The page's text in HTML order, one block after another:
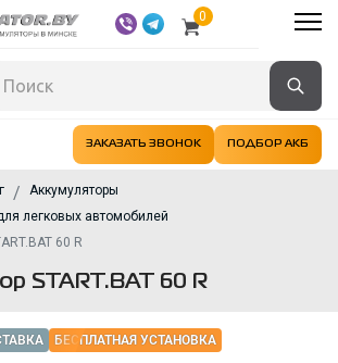
0
ЗАКАЗАТЬ ЗВОНОК ПОДБОР АКБ
Аккумуляторы
легковых автомобилей
60 R
START.BAT 60 R
БЕСПЛАТНАЯ УСТАНОВКА